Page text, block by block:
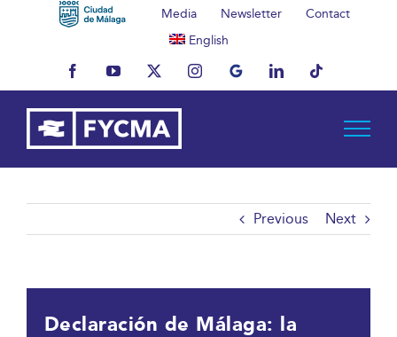
Media Newsletter
Contact
English
FacebookYouTubeX InstagramMyBusinessLinkedInTiktok
Previous Next
Declaración de Málaga: la